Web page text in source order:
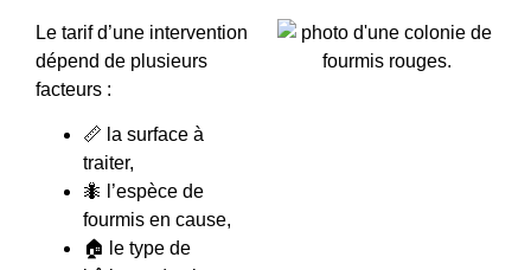
Le tarif d’une intervention
dépend de plusieurs
facteurs :
📏 la surface à
traiter,
🐜 l’espèce de
fourmis en cause,
🏠 le type de